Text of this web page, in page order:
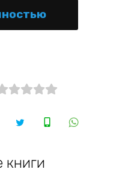
книги